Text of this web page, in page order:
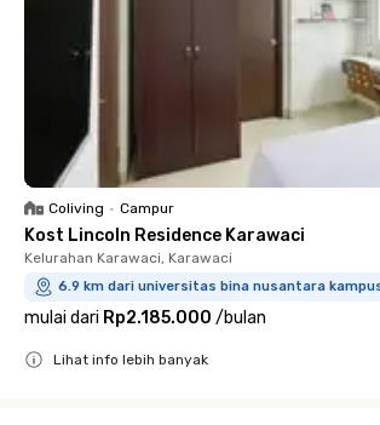
Coliving • Campur
Kost Lincoln Residence Karawaci
Kelurahan Karawaci, Karawaci
6.9 km dari universitas bina nusantara
mulai dari Rp2.185.000 /bulan
Lihat info lebih banyak